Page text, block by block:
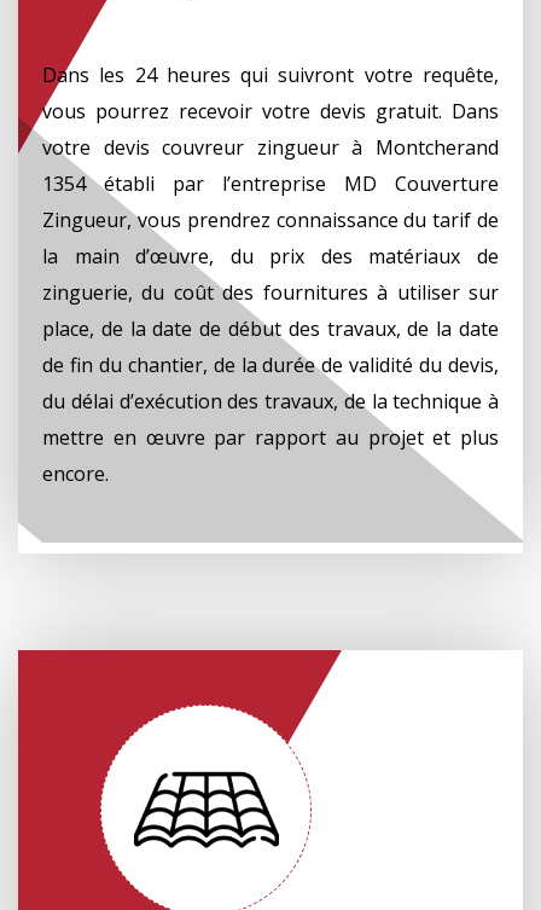
Dans les 24 heures qui suivront votre requête,
vous pourrez recevoir votre devis gratuit. Dans
votre devis couvreur zingueur à Montcherand
1354 établi par l’entreprise MD Couverture
Zingueur, vous prendrez connaissance du tarif de
la main d’œuvre, du prix des matériaux de
zinguerie, du coût des fournitures à utiliser sur
place, de la date de début des travaux, de la date
de fin du chantier, de la durée de validité du devis,
du délai d’exécution des travaux, de la technique à
mettre en œuvre par rapport au projet et plus
encore.